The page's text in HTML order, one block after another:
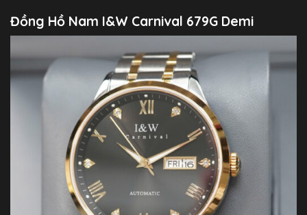
Đồng Hồ Nam I&W Carnival 679G Demi